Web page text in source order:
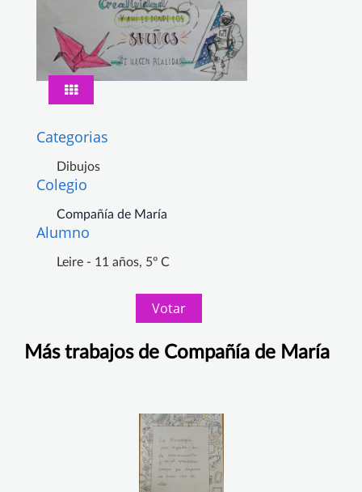
Categorias
Dibujos
Colegio
Compañía de María
Alumno
Leire - 11 años, 5º C
Votar
Más trabajos de Compañía de María